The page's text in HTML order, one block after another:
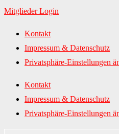
Mitglieder Login
Kontakt
Impressum & Datenschutz
Privatsphäre-Einstellungen
Kontakt
Impressum & Datenschutz
Privatsphäre-Einstellungen